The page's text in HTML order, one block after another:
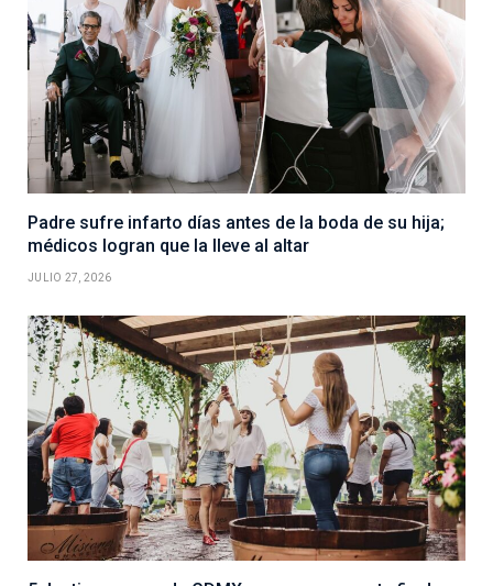
Padre sufre infarto días antes de la boda de su hija;
médicos logran que la lleve al altar
JULIO 27, 2026